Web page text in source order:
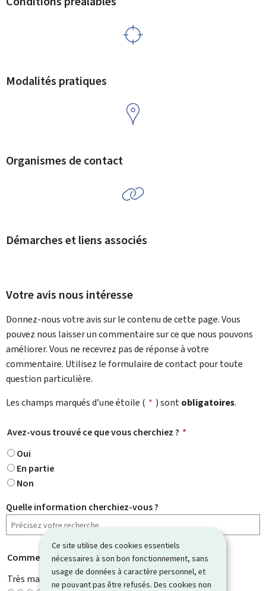
Ce site utilise des cookies essentiels
nécessaires à son bon fonctionnement, sans
usage de données à caractère personnel, et
ne pouvant pas être refusés. Des cookies non
Modalités pratiques
Organismes de contact
Démarches et liens associés
Votre avis nous intéresse
Donnez-nous votre avis sur le contenu de cette page. Vous
pouvez nous laisser un commentaire sur ce que nous pouvons
améliorer. Vous ne recevrez pas de réponse à votre
commentaire. Utilisez le formulaire de contact pour toute
question particulière.
Les champs marqués d’une étoile ( * ) sontobligatoires.
Avez-vous trouvé ce que vous cherchiez ? *
Oui
En partie
Non
Quelle information cherchiez-vous ?
Comment évaluez-vous cette page ? *
Très mauvaise